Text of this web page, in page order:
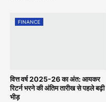
FINANCE
वित्त वर्ष 2025-26 का अंत: आयकर
रिटर्न भरने की अंतिम तारीख से पहले बढ़ी
भीड़